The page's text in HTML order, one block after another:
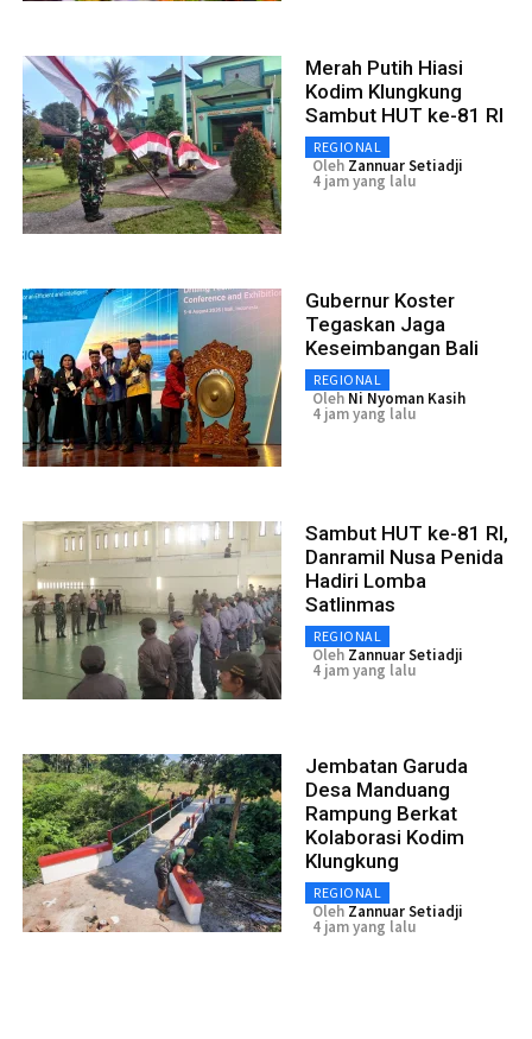
Merah Putih Hiasi
Kodim Klungkung
Sambut HUT ke-81 RI
REGIONAL
Oleh Zannuar Setiadji
4 jam yang lalu
Gubernur Koster
Tegaskan Jaga
Keseimbangan Bali
REGIONAL
Oleh Ni Nyoman Kasih
4 jam yang lalu
Sambut HUT ke-81 RI,
Danramil Nusa Penida
Hadiri Lomba
Satlinmas
REGIONAL
Oleh Zannuar Setiadji
4 jam yang lalu
Jembatan Garuda
Desa Manduang
Rampung Berkat
Kolaborasi Kodim
Klungkung
REGIONAL
Oleh Zannuar Setiadji
4 jam yang lalu